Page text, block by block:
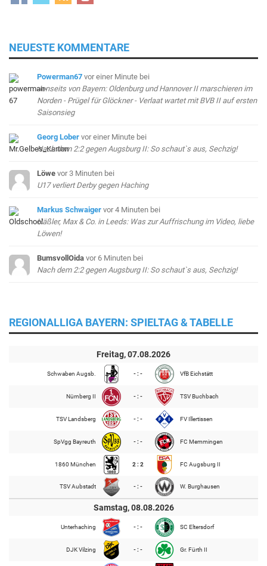
NEUESTE KOMMENTARE
Powerman67 vor einer Minute bei
Jenseits von Bayern: Oldenburg und Hannover II marschieren im
Norden - Prügel für Glöckner - Verlaat wartet mit BVB II auf ersten
Saisonsieg
Georg Lober vor einer Minute bei
Nach dem 2:2 gegen Augsburg II: So schaut`s aus, Sechzig!
Löwe vor 3 Minuten bei
U17 verliert Derby gegen Haching
Markus Schwaiger vor 4 Minuten bei
Häßler, Max & Co. in Leeds: Was zur Auffrischung im Video, liebe
Löwen!
BumsvollOida vor 6 Minuten bei
Nach dem 2:2 gegen Augsburg II: So schaut`s aus, Sechzig!
REGIONALLIGA BAYERN: SPIELTAG & TABELLE
Freitag, 07.08.2026
Schwaben Augsb. - : - VfB Eichstätt
Nürnberg II - : - TSV Buchbach
TSV Landsberg - : - FV Illertissen
SpVgg Bayreuth - : - FC Memmingen
1860 München 2 : 2 FC Augsburg II
TSV Aubstadt - : - W. Burghausen
Samstag, 08.08.2026
Unterhaching - : - SC Eltersdorf
DJK Vilzing - : - Gr. Fürth II